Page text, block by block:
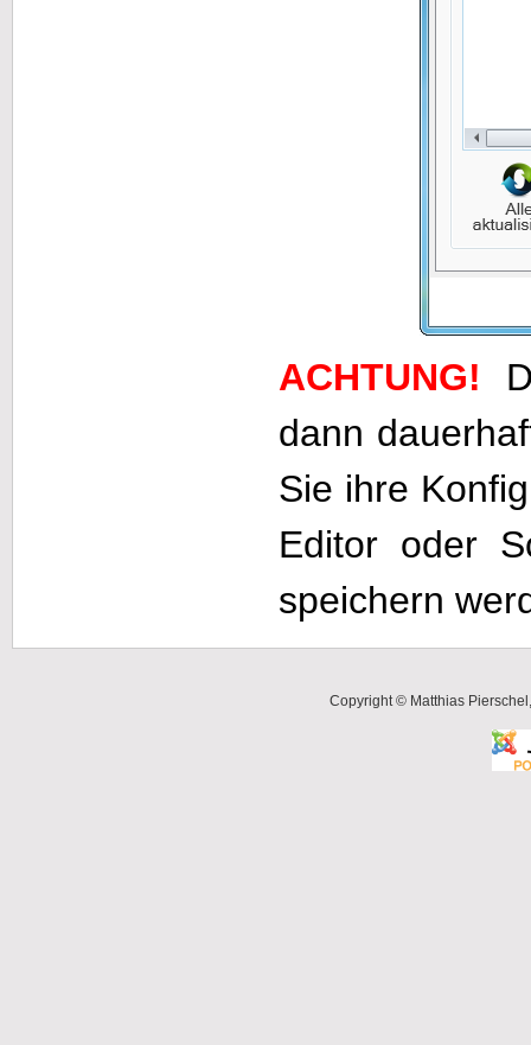
ACHTUNG!
dann
Sie ihre
Editor oder
speichern
Copyright © Matthias